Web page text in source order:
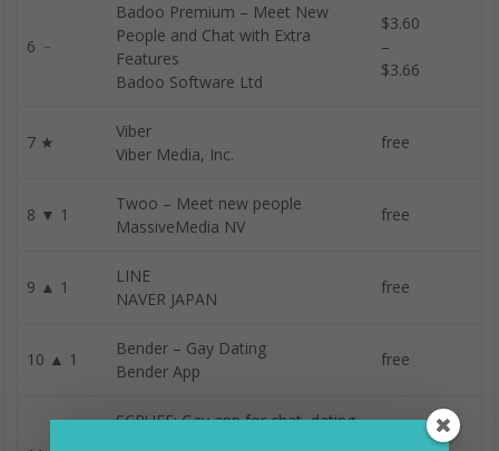
6 ﹣
Badoo Premium – Meet New
People and Chat with Extra
Features
Badoo Software Ltd
$3.60
–
$3.66
7 ★
Viber
Viber Media, Inc.
free
8 ▼ 1
Twoo – Meet new people
MassiveMedia NV
free
9 ▲ 1
LINE
NAVER JAPAN
free
10 ▲ 1
Bender – Gay Dating
Bender App
free
SCRUFF: Gay app for chat, dating,